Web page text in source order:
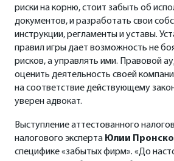
риски на корню, стоит забыть об
документов, и разработать свои
инструкции, регламенты и уставы.
правил игры дает возможность не
рисков, а управлять ими. Правовой
оценить деятельность своей
на соответствие действующему
уверен адвокат.
Выступление аттестованного
налогового эксперта Юлии
специфике «забытых фирм». «До